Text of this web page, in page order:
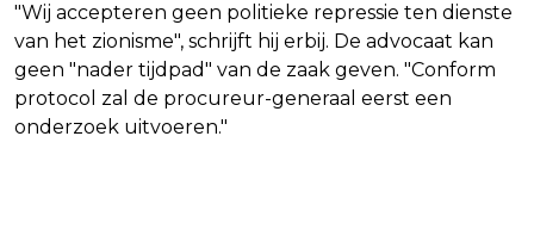
"Wij accepteren geen politieke repressie ten dienste
van het zionisme", schrijft hij erbij. De advocaat kan
geen "nader tijdpad" van de zaak geven. "Conform
protocol zal de procureur-generaal eerst een
onderzoek uitvoeren."